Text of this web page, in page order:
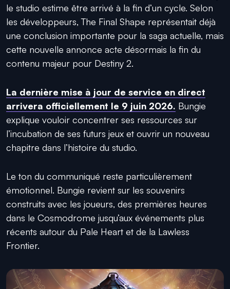
le studio estime être arrivé à la fin d’un cycle. Selon
les développeurs, The Final Shape représentait déjà
une conclusion importante pour la saga actuelle, mais
cette nouvelle annonce acte désormais la fin du
contenu majeur pour Destiny 2.
La dernière mise à jour de service en direct
arrivera officiellement le 9 juin 2026. Bungie
explique vouloir concentrer ses ressources sur
l’incubation de ses futurs jeux et ouvrir un nouveau
chapitre dans l’histoire du studio.
Le ton du communiqué reste particulièrement
émotionnel. Bungie revient sur les souvenirs
construits avec les joueurs, des premières heures
dans le Cosmodrome jusqu’aux événements plus
récents autour du Pale Heart et de la Lawless
Frontier.